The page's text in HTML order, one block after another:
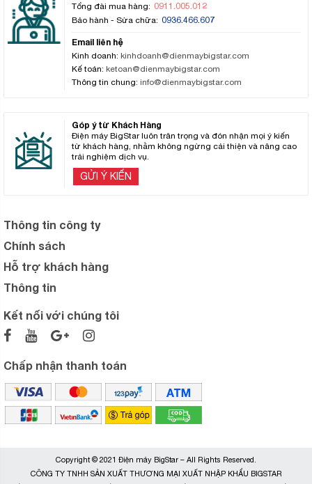
Tổng đài mua hàng: 0911.005.012
Bảo hành - Sửa chữa: 0936.466.607
Email liên hệ
Kinh doanh: kinhdoanh@dienmaybigstar.com
Kế toán: ketoan@dienmaybigstar.com
Thông tin chung: info@dienmaybigstar.com
Góp ý từ Khách Hàng
Điện máy BigStar luôn trân trọng và đón nhận mọi ý kiến
từ khách hàng, nhằm không ngừng cải thiện và nâng cao
trải nghiệm dịch vụ.
GỬI Ý KIẾN
Thông tin công ty
Chính sách
Hỗ trợ khách hàng
Thông tin
Kết nối với chúng tôi
Chấp nhận thanh toán
Copyright © 2021 Điện máy BigStar – All Rights Reserved.
CÔNG TY TNHH SẢN XUẤT THƯƠNG MẠI XUẤT NHẬP KHẨU BIGSTAR